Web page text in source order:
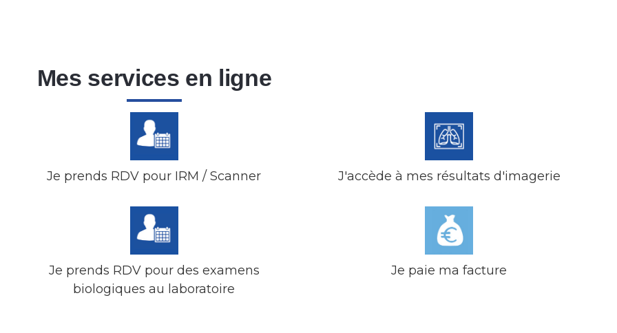
Mes services en ligne
Je prends RDV pour IRM / Scanner J'accède à mes résultats d'imagerie
Je prends RDV pour des examens
biologiques au laboratoire
Je paie ma facture